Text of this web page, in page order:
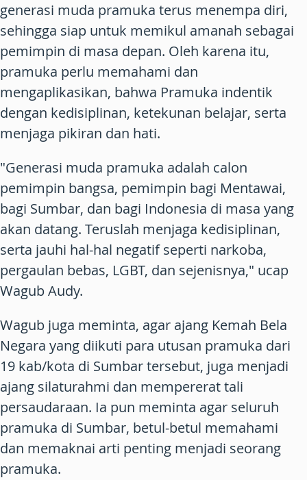
generasi muda pramuka terus menempa diri,
sehingga siap untuk memikul amanah sebagai
pemimpin di masa depan. Oleh karena itu,
pramuka perlu memahami dan
mengaplikasikan, bahwa Pramuka indentik
dengan kedisiplinan, ketekunan belajar, serta
menjaga pikiran dan hati.
"Generasi muda pramuka adalah calon
pemimpin bangsa, pemimpin bagi Mentawai,
bagi Sumbar, dan bagi Indonesia di masa yang
akan datang. Teruslah menjaga kedisiplinan,
serta jauhi hal-hal negatif seperti narkoba,
pergaulan bebas, LGBT, dan sejenisnya," ucap
Wagub Audy.
Wagub juga meminta, agar ajang Kemah Bela
Negara yang diikuti para utusan pramuka dari
19 kab/kota di Sumbar tersebut, juga menjadi
ajang silaturahmi dan mempererat tali
persaudaraan. Ia pun meminta agar seluruh
pramuka di Sumbar, betul-betul memahami
dan memaknai arti penting menjadi seorang
pramuka.